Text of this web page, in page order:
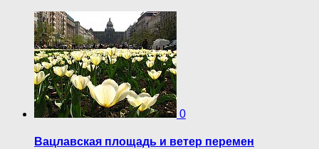
0
Вацлавская площадь и ветер перемен